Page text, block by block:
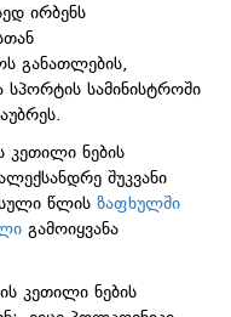
ირბენს
განათლების,
სამინისტროში
კეთილი ნების
შუკვანი
წლის ზაფხულში
გამოიყვანა
კეთილი ნების